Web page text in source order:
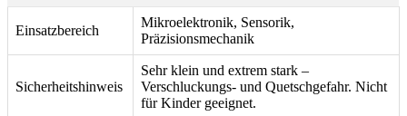
Einsatzbereich
Mikroelektronik, Sensorik,
Präzisionsmechanik
Sicherheitshinweis
Sehr klein und extrem stark –
Verschluckungs- und Quetschgefahr. Nicht
für Kinder geeignet.